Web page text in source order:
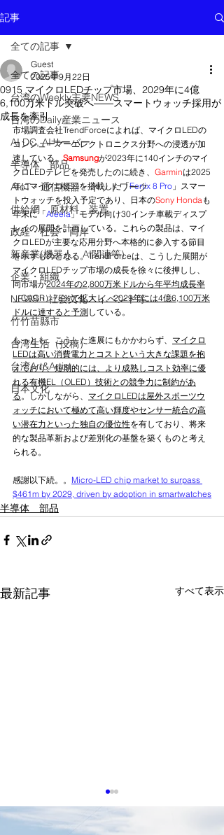
記事
全ての記事
台湾のWeekly主要NEWS
台湾のDaily産業ニュース
AI DC, AIサーバー
半導体 部品
AIoT・通信機器・ネットワーク
供給網 原材料 装置
政経・社会・両岸
新産業(機器人、AI関連等)
企業・組織
NEWS・社会文化・イベント等
竹竹苗縣市
台湾生活（投稿）
台湾Art&Artist
日本文化
全ての記事
0915 マイクロLEDチップ市場、2029年に4億
6,100万米ドル突破へ――スマートウォッチ採用が
成長を牽引
Guest
2025年9月22日
市場調査会社TrendForceによれば、マイクロLEDの
コンシューマーエレクトロニクス分野への浸透が加
速している。Samsungが2023年に140インチのマイ
クロLEDテレビを発売したのに続き、 Garminは2025
年にマイクロLEDを搭載した「Fenix 8 Pro 」スマー
トウォッチを投入予定であり、日本のSony Hondaも
年末に「Afeela」モデル向け30インチ車載ディスプ
レイの展開を計画している。これらの製品は、マイ
クロLEDが主要な応用分野へ本格的に参入する節目
を示すものとなる。TrendForceは、こうした展開が
マイクロLEDチップ市場の成長を徐々に後押しし、
同市場が2024年の2,800万米ドルから年平均成長率
（CAGR）75％で拡大し、2029年には4億6,100万米
ドルに達すると予測 している。
もっとも、こうした進展にもかかわらず、 マイクロ
LEDは高い消費電力とコストという大きな課題を抱
えており、短期的には、より成熟しコスト効率に優
れる有機EL（OLED）技術との競争力に制約があ
る。しかしながら、 マイクロLEDは屋外スポーツウ
ォッチにおいて極めて高い輝度やセンサー統合の高
い潜在力といった独自の優位性を有しており、将来
的な製品革新および差別化の基盤を築くものと考え
られる。
感謝以下続。。 Micro-LED chip market to surpass
$461m by 2029, driven by adoption in smartwatches
半導体 部品
最新記事 すべて表示